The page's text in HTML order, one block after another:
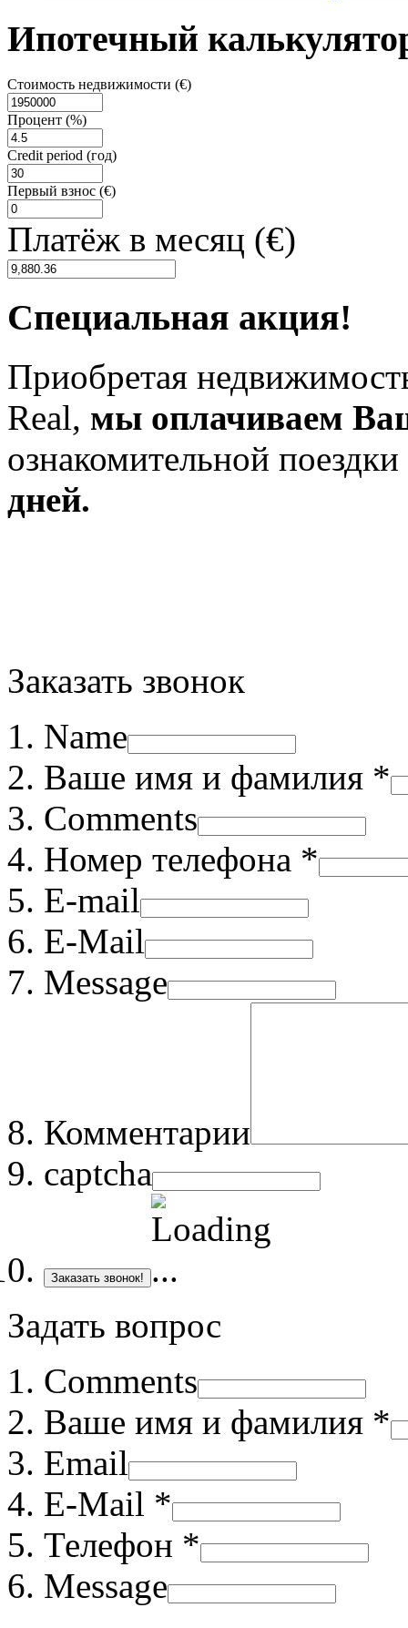
Ипотечный
Стоимость недвижимости (€)
Процент (%)
Credit period (год)
Первый взнос (€)
Платёж в месяц (€)
Специальная акция!
Приобретая
Real, мы оплачиваем
ознакомительной
дней.
Заказать звонок
Name
Ваше имя и фамилия *
Comments
Номер телефона *
E-mail
E-Mail
Message
Комментарии
captcha
Заказать звонок!
Задать вопрос
Comments
Ваше имя и фамилия *
Email
E-Mail *
Телефон *
Message